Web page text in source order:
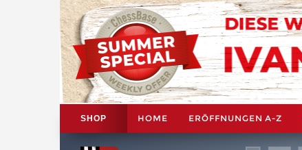
SHOP HOME ERÖFFNUNGEN A-Z